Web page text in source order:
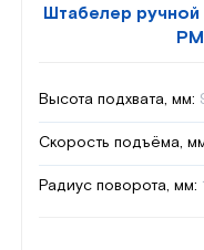
Штабелер ручной
Высота подхвата, мм:
Скорость подъёма,
Радиус поворота, мм: